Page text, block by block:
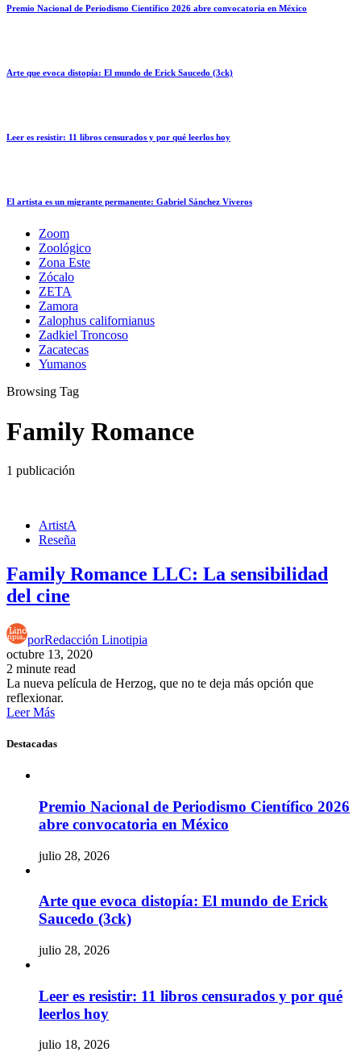
Premio Nacional de Periodismo Científico 2026 abre convocatoria en México
Arte que evoca distopía: El mundo de Erick Saucedo (3ck)
Leer es resistir: 11 libros censurados y por qué leerlos hoy
El artista es un migrante permanente: Gabriel Sánchez Viveros
Zoom
Zoológico
Zona Este
Zócalo
ZETA
Zamora
Zalophus californianus
Zadkiel Troncoso
Zacatecas
Yumanos
Browsing Tag
Family Romance
1 publicación
ArtistA
Reseña
Family Romance LLC: La sensibilidad
del cine
porRedacción Linotipia
octubre 13, 2020
2 minute read
La nueva película de Herzog, que no te deja más opción que
reflexionar.
Leer Más
Destacadas
Premio Nacional de Periodismo Científico 2026
abre convocatoria en México
julio 28, 2026
Arte que evoca distopía: El mundo de Erick
Saucedo (3ck)
julio 28, 2026
Leer es resistir: 11 libros censurados y por qué
leerlos hoy
julio 18, 2026